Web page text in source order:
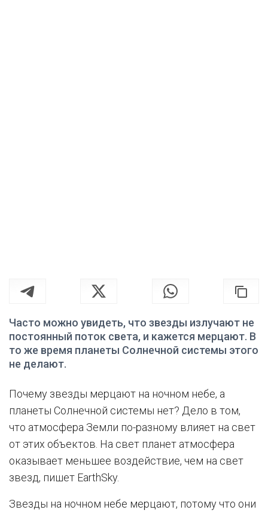
Часто можно увидеть, что звезды излучают не
постоянный поток света, и кажется мерцают. В
то же время планеты Солнечной системы этого
не делают.
Почему звезды мерцают на ночном небе, а
планеты Солнечной системы нет? Дело в том,
что атмосфера Земли по-разному влияет на свет
от этих объектов. На свет планет атмосфера
оказывает меньшее воздействие, чем на свет
звезд, пишет EarthSky.
Звезды на ночном небе мерцают, потому что они